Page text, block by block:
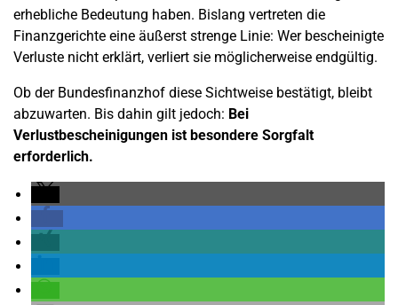
erhebliche Bedeutung haben. Bislang vertreten die
Finanzgerichte eine äußerst strenge Linie: Wer bescheinigte
Verluste nicht erklärt, verliert sie möglicherweise endgültig.
Ob der Bundesfinanzhof diese Sichtweise bestätigt, bleibt
abzuwarten. Bis dahin gilt jedoch: Bei
Verlustbescheinigungen ist besondere Sorgfalt
erforderlich.